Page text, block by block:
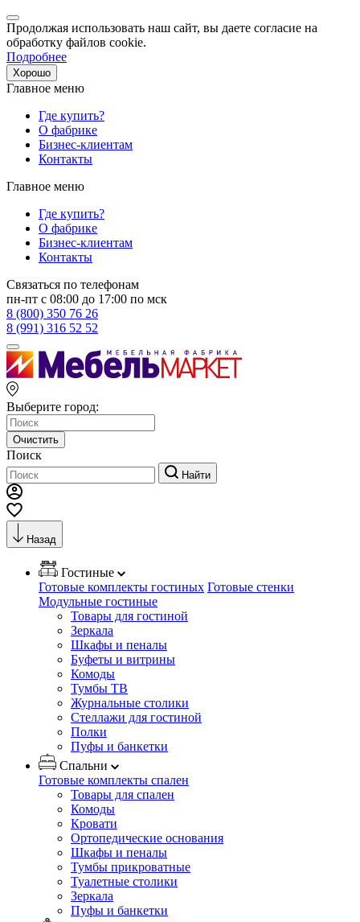
Продолжая использовать наш сайт, вы даете согласие на
обработку файлов cookie.
Подробнее
Хорошо
Главное меню
Где купить?
О фабрике
Бизнес-клиентам
Контакты
Главное меню
Где купить?
О фабрике
Бизнес-клиентам
Контакты
Связаться по телефонам
пн-пт с 08:00 до 17:00 по мск
8 (800) 350 76 26
8 (991) 316 52 52
Выберите город:
Очистить
Поиск
Найти
Назад
Гостиные
Готовые комплекты гостиных Готовые стенки
Модульные гостиные
Товары для гостиной
Зеркала
Шкафы и пеналы
Буфеты и витрины
Комоды
Тумбы ТВ
Журнальные столики
Стеллажи для гостиной
Полки
Пуфы и банкетки
Спальни
Готовые комплекты спален
Товары для спален
Комоды
Кровати
Ортопедические основания
Шкафы и пеналы
Тумбы прикроватные
Туалетные столики
Зеркала
Пуфы и банкетки